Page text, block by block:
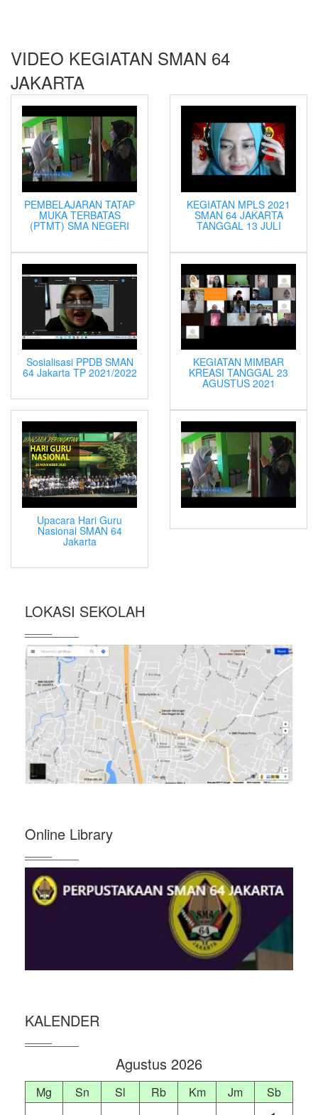
VIDEO KEGIATAN SMAN 64
JAKARTA
PEMBELAJARAN TATAP
MUKA TERBATAS
(PTMT) SMA NEGERI
KEGIATAN MPLS 2021
SMAN 64 JAKARTA
TANGGAL 13 JULI
Sosialisasi PPDB SMAN
64 Jakarta TP 2021/2022
KEGIATAN MIMBAR
KREASI TANGGAL 23
AGUSTUS 2021
Upacara Hari Guru
Nasional SMAN 64
Jakarta
LOKASI SEKOLAH
Online Library
KALENDER
Agustus 2026
Mg Sn Sl Rb Km Jm
Sb